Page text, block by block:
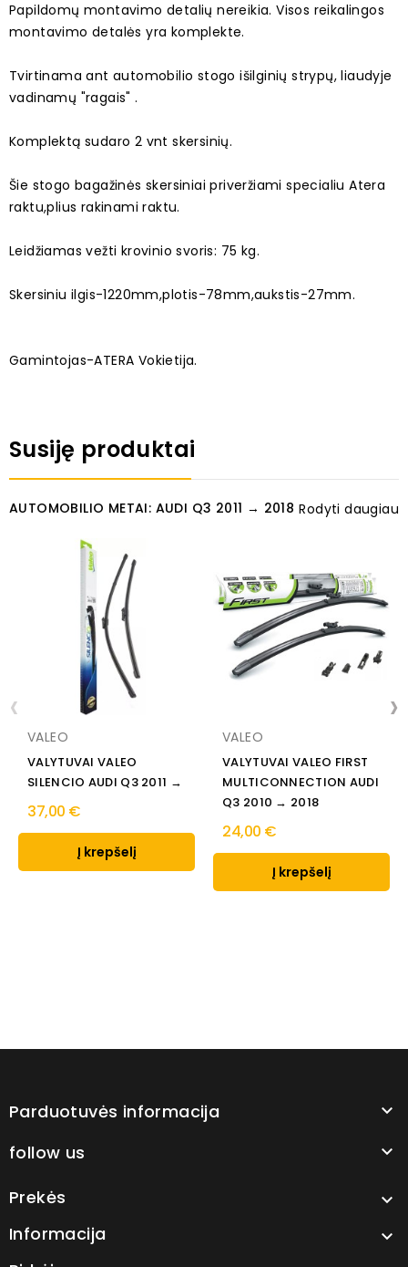
Papildomų montavimo detalių nereikia. Visos reikalingos
montavimo detalės yra komplekte.
Tvirtinama ant automobilio stogo išilginių strypų, liaudyje
vadinamų "ragais" .
Komplektą sudaro 2 vnt skersinių.
Šie stogo bagažinės skersiniai priveržiami specialiu Atera
raktu,plius rakinami raktu.
Leidžiamas vežti krovinio svoris: 75 kg.
Skersiniu ilgis-1220mm,plotis-78mm,aukstis-27mm.
Gamintojas-ATERA Vokietija.
Susiję produktai
AUTOMOBILIO METAI: AUDI Q3 2011 → 2018 Rodyti daugiau
VALEO
VALYTUVAI VALEO
SILENCIO AUDI Q3 2011 →
37,00 €
Į krepšelį
VALEO
VALYTUVAI VALEO FIRST
MULTICONNECTION AUDI
Q3 2010 → 2018
24,00 €
Į krepšelį
‹ ›
Parduotuvės informacija 
follow us 
Prekės 
Informacija 